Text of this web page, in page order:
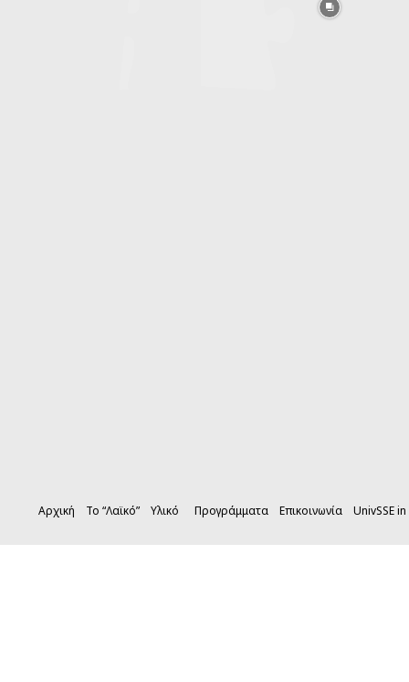
Αρχική Το “Λαϊκό” Υλικό Προγράμματα Επικοινωνία UnivSSE